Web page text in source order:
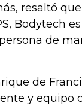
resaltó
Bodytech es
de
de
y equipo